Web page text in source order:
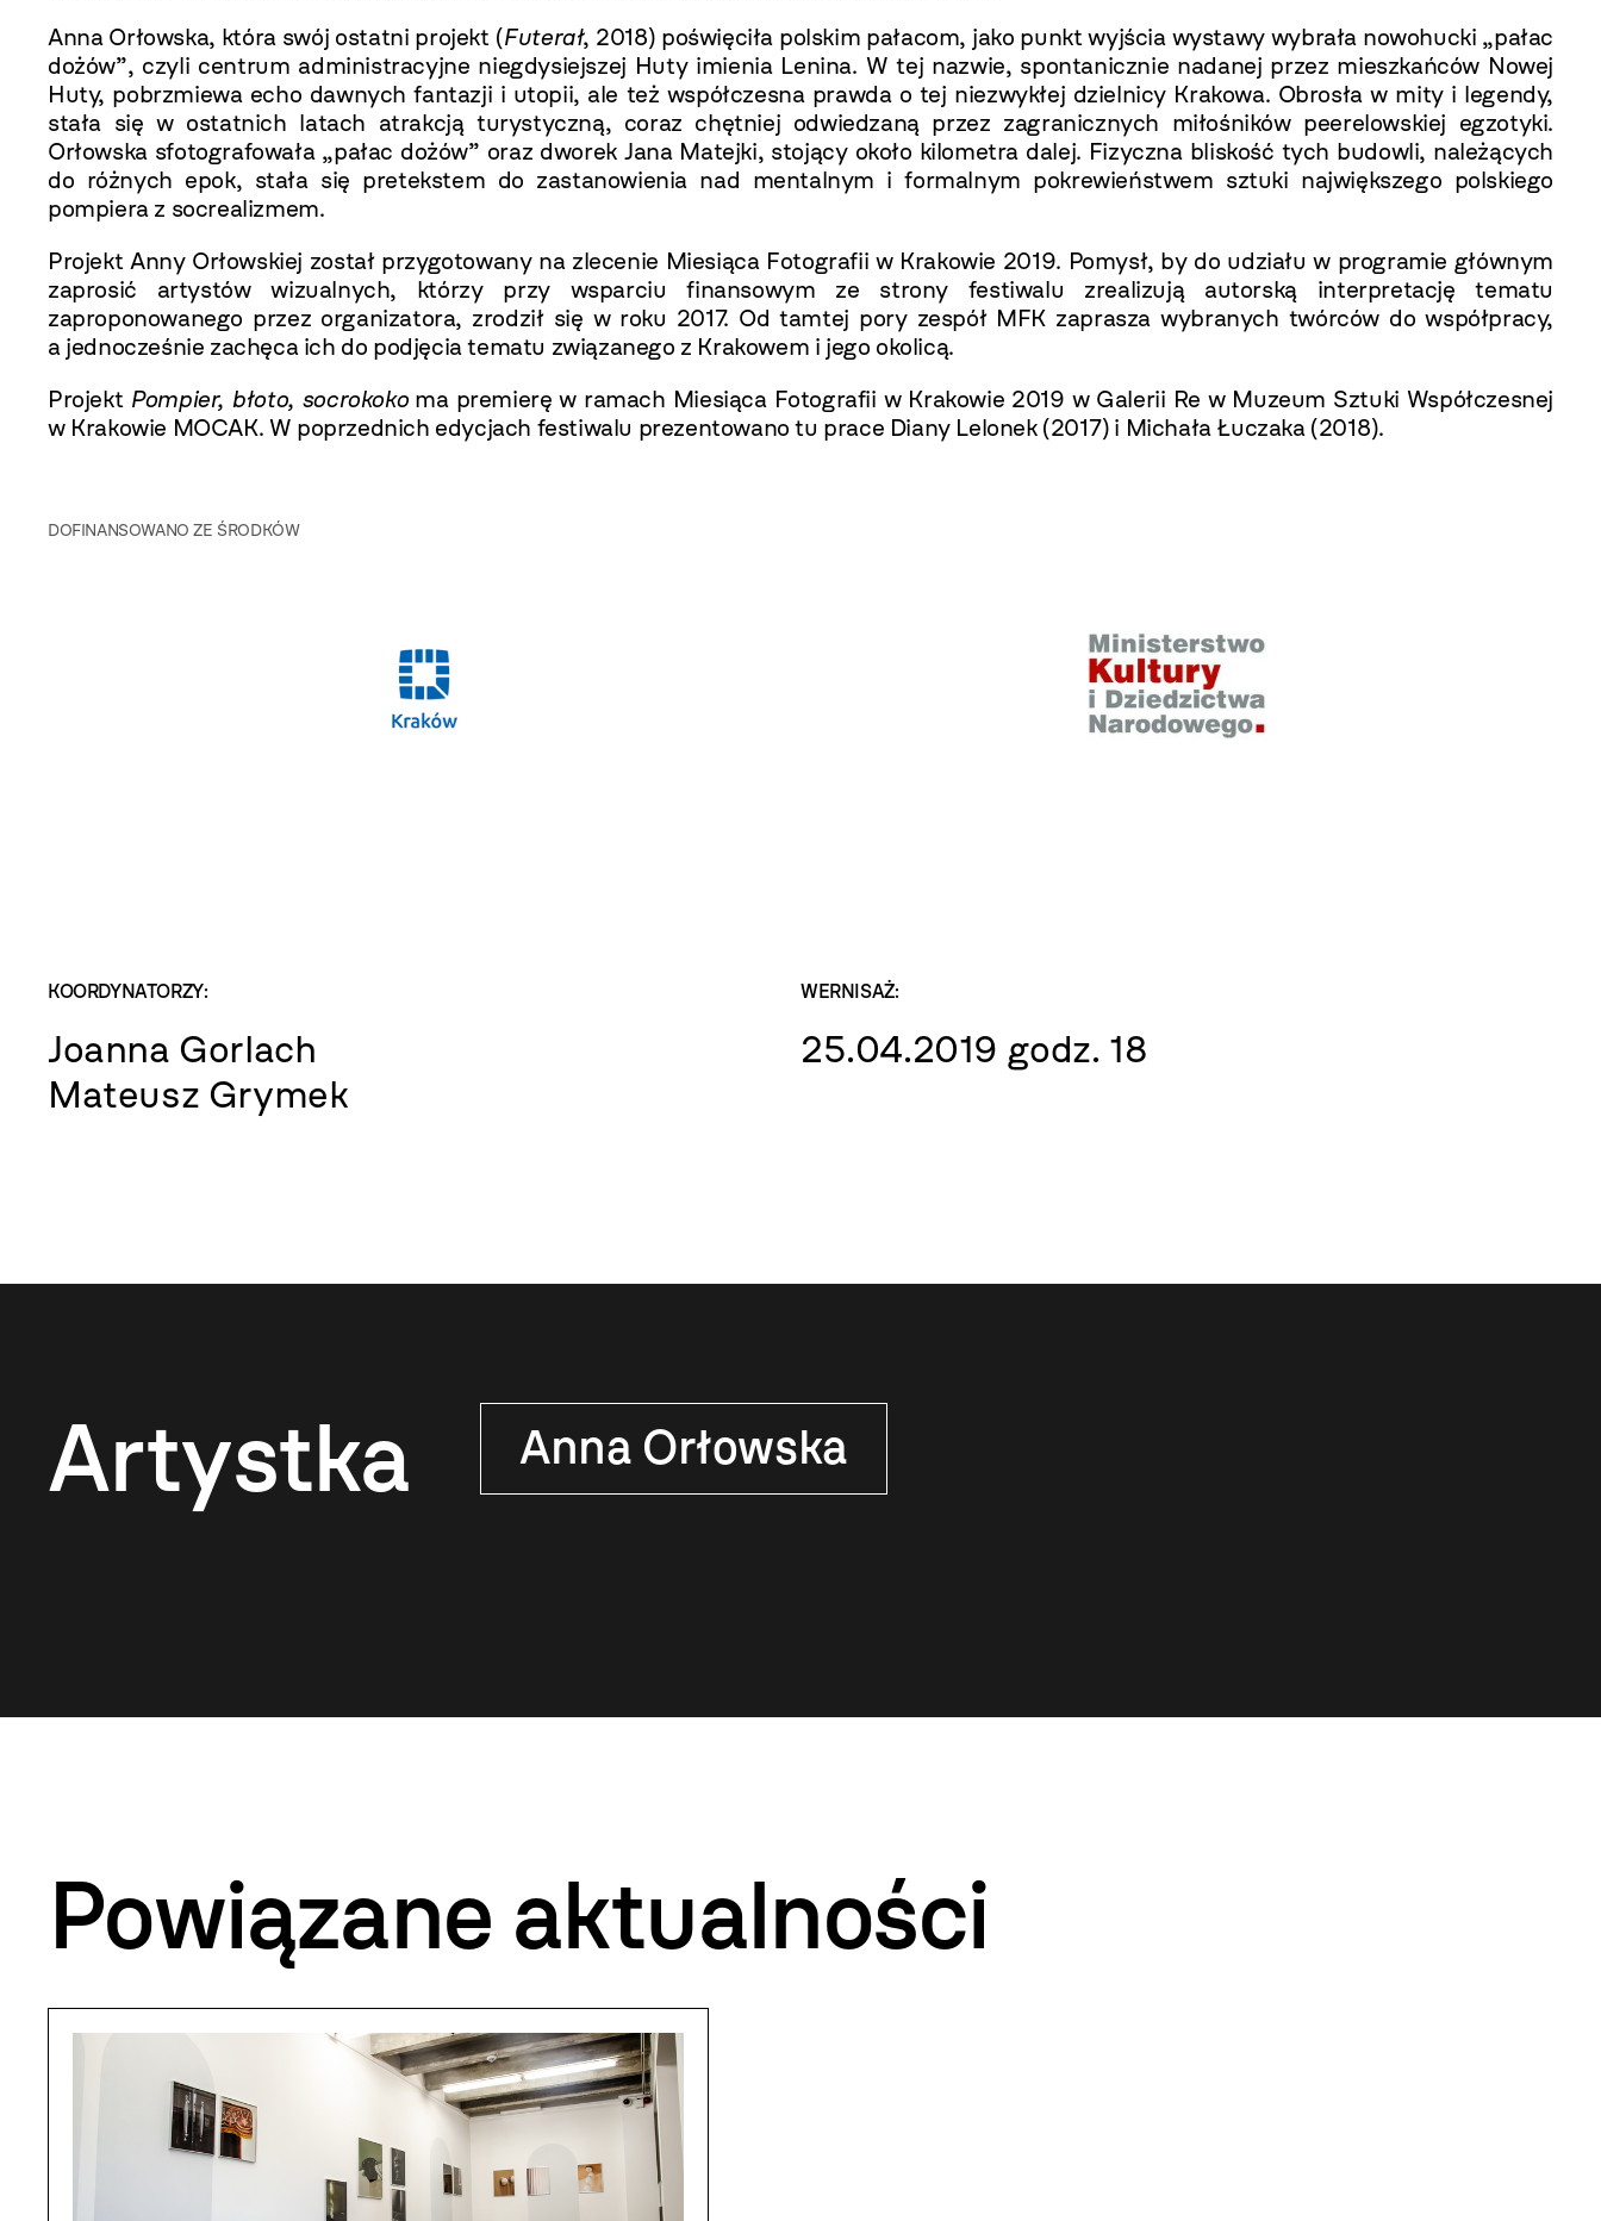
Anna Orłowska, która swój ostatni projekt (Futerał, 2018) poświęciła polskim pałacom, jako punkt wyjścia wystawy wybrała nowohucki „pałac
dożów”, czyli centrum administracyjne niegdysiejszej Huty imienia Lenina. W tej nazwie, spontanicznie nadanej przez mieszkańców Nowej
Huty, pobrzmiewa echo dawnych fantazji i utopii, ale też współczesna prawda o tej niezwykłej dzielnicy Krakowa. Obrosła w mity i legendy,
stała się w ostatnich latach atrakcją turystyczną, coraz chętniej odwiedzaną przez zagranicznych miłośników peerelowskiej egzotyki.
Orłowska sfotografowała „pałac dożów” oraz dworek Jana Matejki, stojący około kilometra dalej. Fizyczna bliskość tych budowli, należących
do różnych epok, stała się pretekstem do zastanowienia nad mentalnym i formalnym pokrewieństwem sztuki największego polskiego
pompiera z socrealizmem.
Projekt Anny Orłowskiej został przygotowany na zlecenie Miesiąca Fotografii w Krakowie 2019. Pomysł, by do udziału w programie głównym
zaprosić artystów wizualnych, którzy przy wsparciu finansowym ze strony festiwalu zrealizują autorską interpretację tematu
zaproponowanego przez organizatora, zrodził się w roku 2017. Od tamtej pory zespół MFK zaprasza wybranych twórców do współpracy,
a jednocześnie zachęca ich do podjęcia tematu związanego z Krakowem i jego okolicą.
Projekt Pompier, błoto, socrokokoma premierę w ramach Miesiąca Fotografii w Krakowie 2019 w Galerii Re w Muzeum Sztuki Współczesnej
w Krakowie MOCAK. W poprzednich edycjach festiwalu prezentowano tu prace Diany Lelonek (2017) i Michała Łuczaka (2018).
DOFINANSOWANO ZE ŚRODKÓW
KOORDYNATORZY:
Joanna Gorlach
Mateusz Grymek
WERNISAŻ:
25.04.2019 godz. 18
Artystka Anna Orłowska
Powiązane aktualności